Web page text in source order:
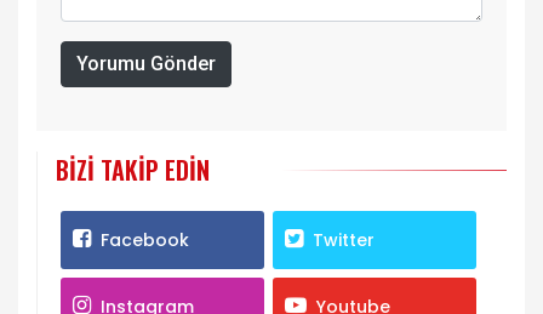
Yorumu Gönder
BIZI TAKIP EDIN
Facebook Twitter
Instagram Youtube